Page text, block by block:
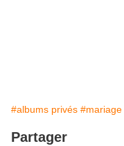
#albums privés #mariage
Partager